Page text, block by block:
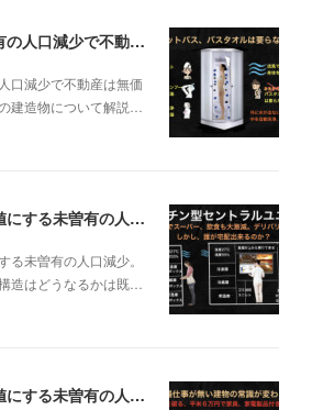
一昨日の解説で未曽有の人口減少で不動産は無価値、昨日はそうなった時の建造物について解説、今日からはその設備について解説をして行く。
口減少で不動産は無価
建造物について解説…
日本の不動産を無価値にする未曽有の人口減少。ではこれからの建築物の構造はどうなるかは既に解説した。今はその内部の内容。その1
る未曽有の人口減少。
造はどうなるかは既…
日本の不動産を無価値にする未曽有の人口減少。ではこれからの建築物はどうなるか。